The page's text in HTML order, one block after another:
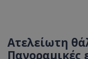
Ατελείωτη
Πανοραμικές